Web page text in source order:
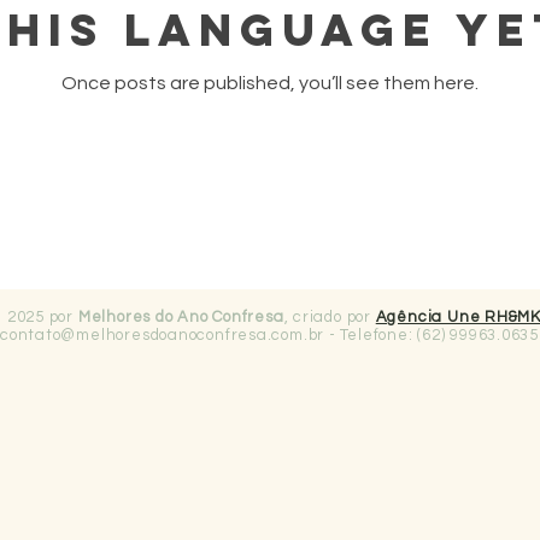
language
Once posts are published, you’ll see them here.
2025 por Melhores do Ano Confresa, criado por Agência Une
contato@melhoresdoanoconfresa.com.br - Telefone: (62) 99963.0635